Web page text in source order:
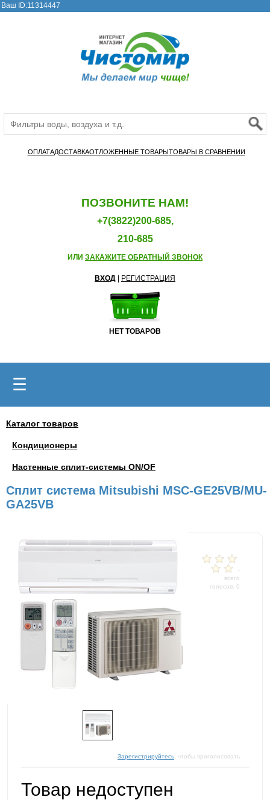
Ваш ID:11314447
ОПЛАТАДОСТАВКАОТЛОЖЕННЫЕ ТОВАРЫТОВАРЫ В СРАВНЕНИИ
ПОЗВОНИТЕ НАМ!
+7(3822)200-685,
210-685
ИЛИ ЗАКАЖИТЕ ОБРАТНЫЙ ЗВОНОК
ВХОД РЕГИСТРАЦИЯ
НЕТ ТОВАРОВ
☰
Каталог товаров
Кондиционеры
Настенные сплит-системы ON/OF
Сплит система Mitsubishi MSC-GE25VB/MU-
GA25VB
-
всего
голосов: 0
Зарегистрируйтесь , чтобы проголосовать
Товар недоступен